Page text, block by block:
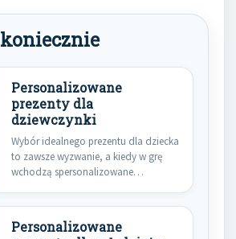
Personalizowane
prezenty dla
dziewczynki
Wybór idealnego prezentu dla dziecka
to zawsze wyzwanie, a kiedy w grę
wchodzą spersonalizowane
Personalizowane